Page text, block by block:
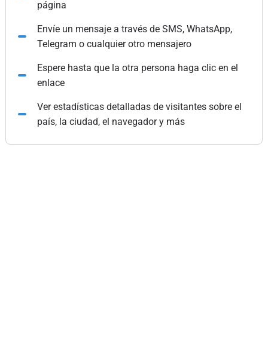
página
Envíe un mensaje a través de SMS, WhatsApp,
Telegram o cualquier otro mensajero
Espere hasta que la otra persona haga clic en el
enlace
Ver estadísticas detalladas de visitantes sobre el
país, la ciudad, el navegador y más